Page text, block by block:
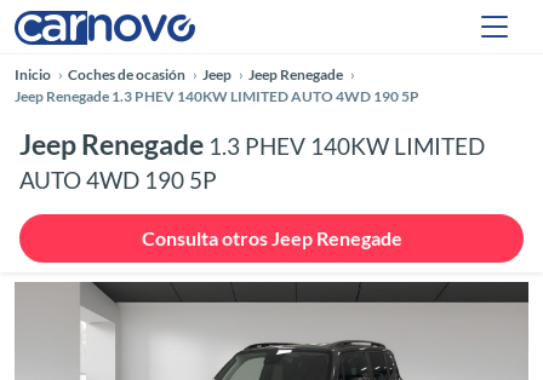
Inicio Coches de ocasión Jeep
Jeep Renegade
Jeep Renegade 1.3 PHEV 140KW LIMITED AUTO 4WD 190 5P
Jeep Renegade 1.3 PHEV 140KW LIMITED
AUTO 4WD 190 5P
Consulta otros Jeep Renegade